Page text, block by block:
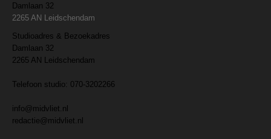
Damlaan 32
2265 AN Leidschendam
Studioadres & Bezoekadres
Damlaan 32
2265 AN Leidschendam
Telefoon studio: 070-3202266
info@midvliet.nl
redactie@midvliet.nl